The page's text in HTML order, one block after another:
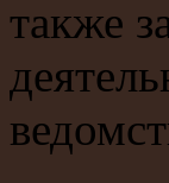
также